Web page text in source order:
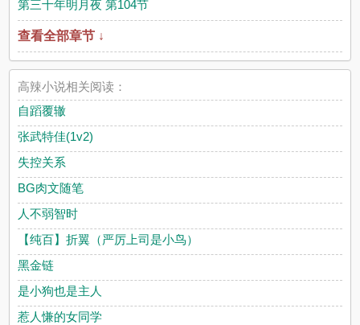
第三十年明月夜 第104节
查看全部章节 ↓
高辣小说相关阅读：
自蹈覆辙
张武特佳(1v2)
失控关系
BG肉文随笔
人不弱智时
【纯百】折翼（严厉上司是小鸟）
黑金链
是小狗也是主人
惹人慊的女同学